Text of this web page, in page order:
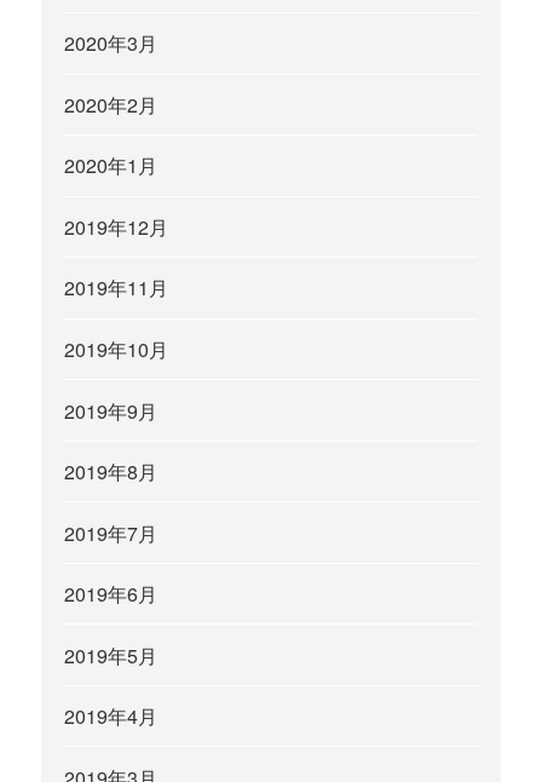
2020年3月
2020年2月
2020年1月
2019年12月
2019年11月
2019年10月
2019年9月
2019年8月
2019年7月
2019年6月
2019年5月
2019年4月